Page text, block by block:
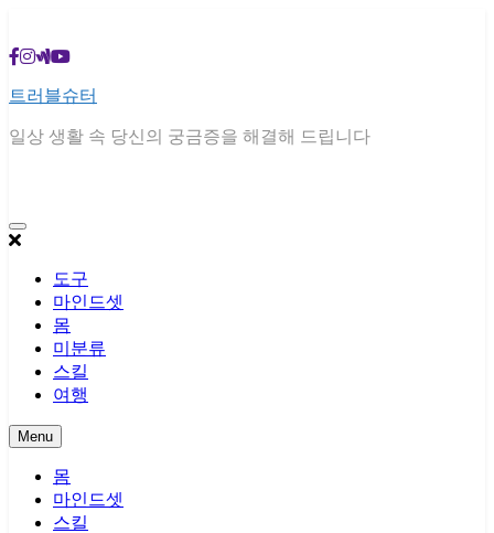
content
트러블슈터
일상 생활 속 당신의 궁금증을 해결해 드립니다
도구
마인드셋
몸
미분류
스킬
여행
Menu
몸
마인드셋
스킬